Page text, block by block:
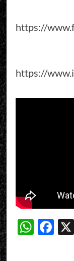
https://
https://